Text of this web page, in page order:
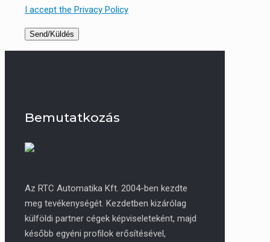
I accept the Privacy Policy
Bemutatkozás
Az RTC Automatika Kft. 2004-ben kezdte
meg tevékenységét. Kezdetben kizárólag
külföldi partner cégek képviseleteként, majd
később egyéni profilok erősítésével,